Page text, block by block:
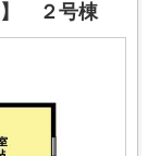
】 ２号棟